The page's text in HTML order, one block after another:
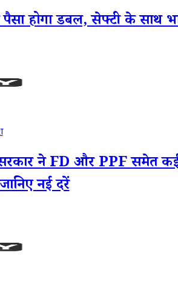
डबल, सेफ्टी के साथ भारी
ने FD और PPF समेत कई
नई दरें